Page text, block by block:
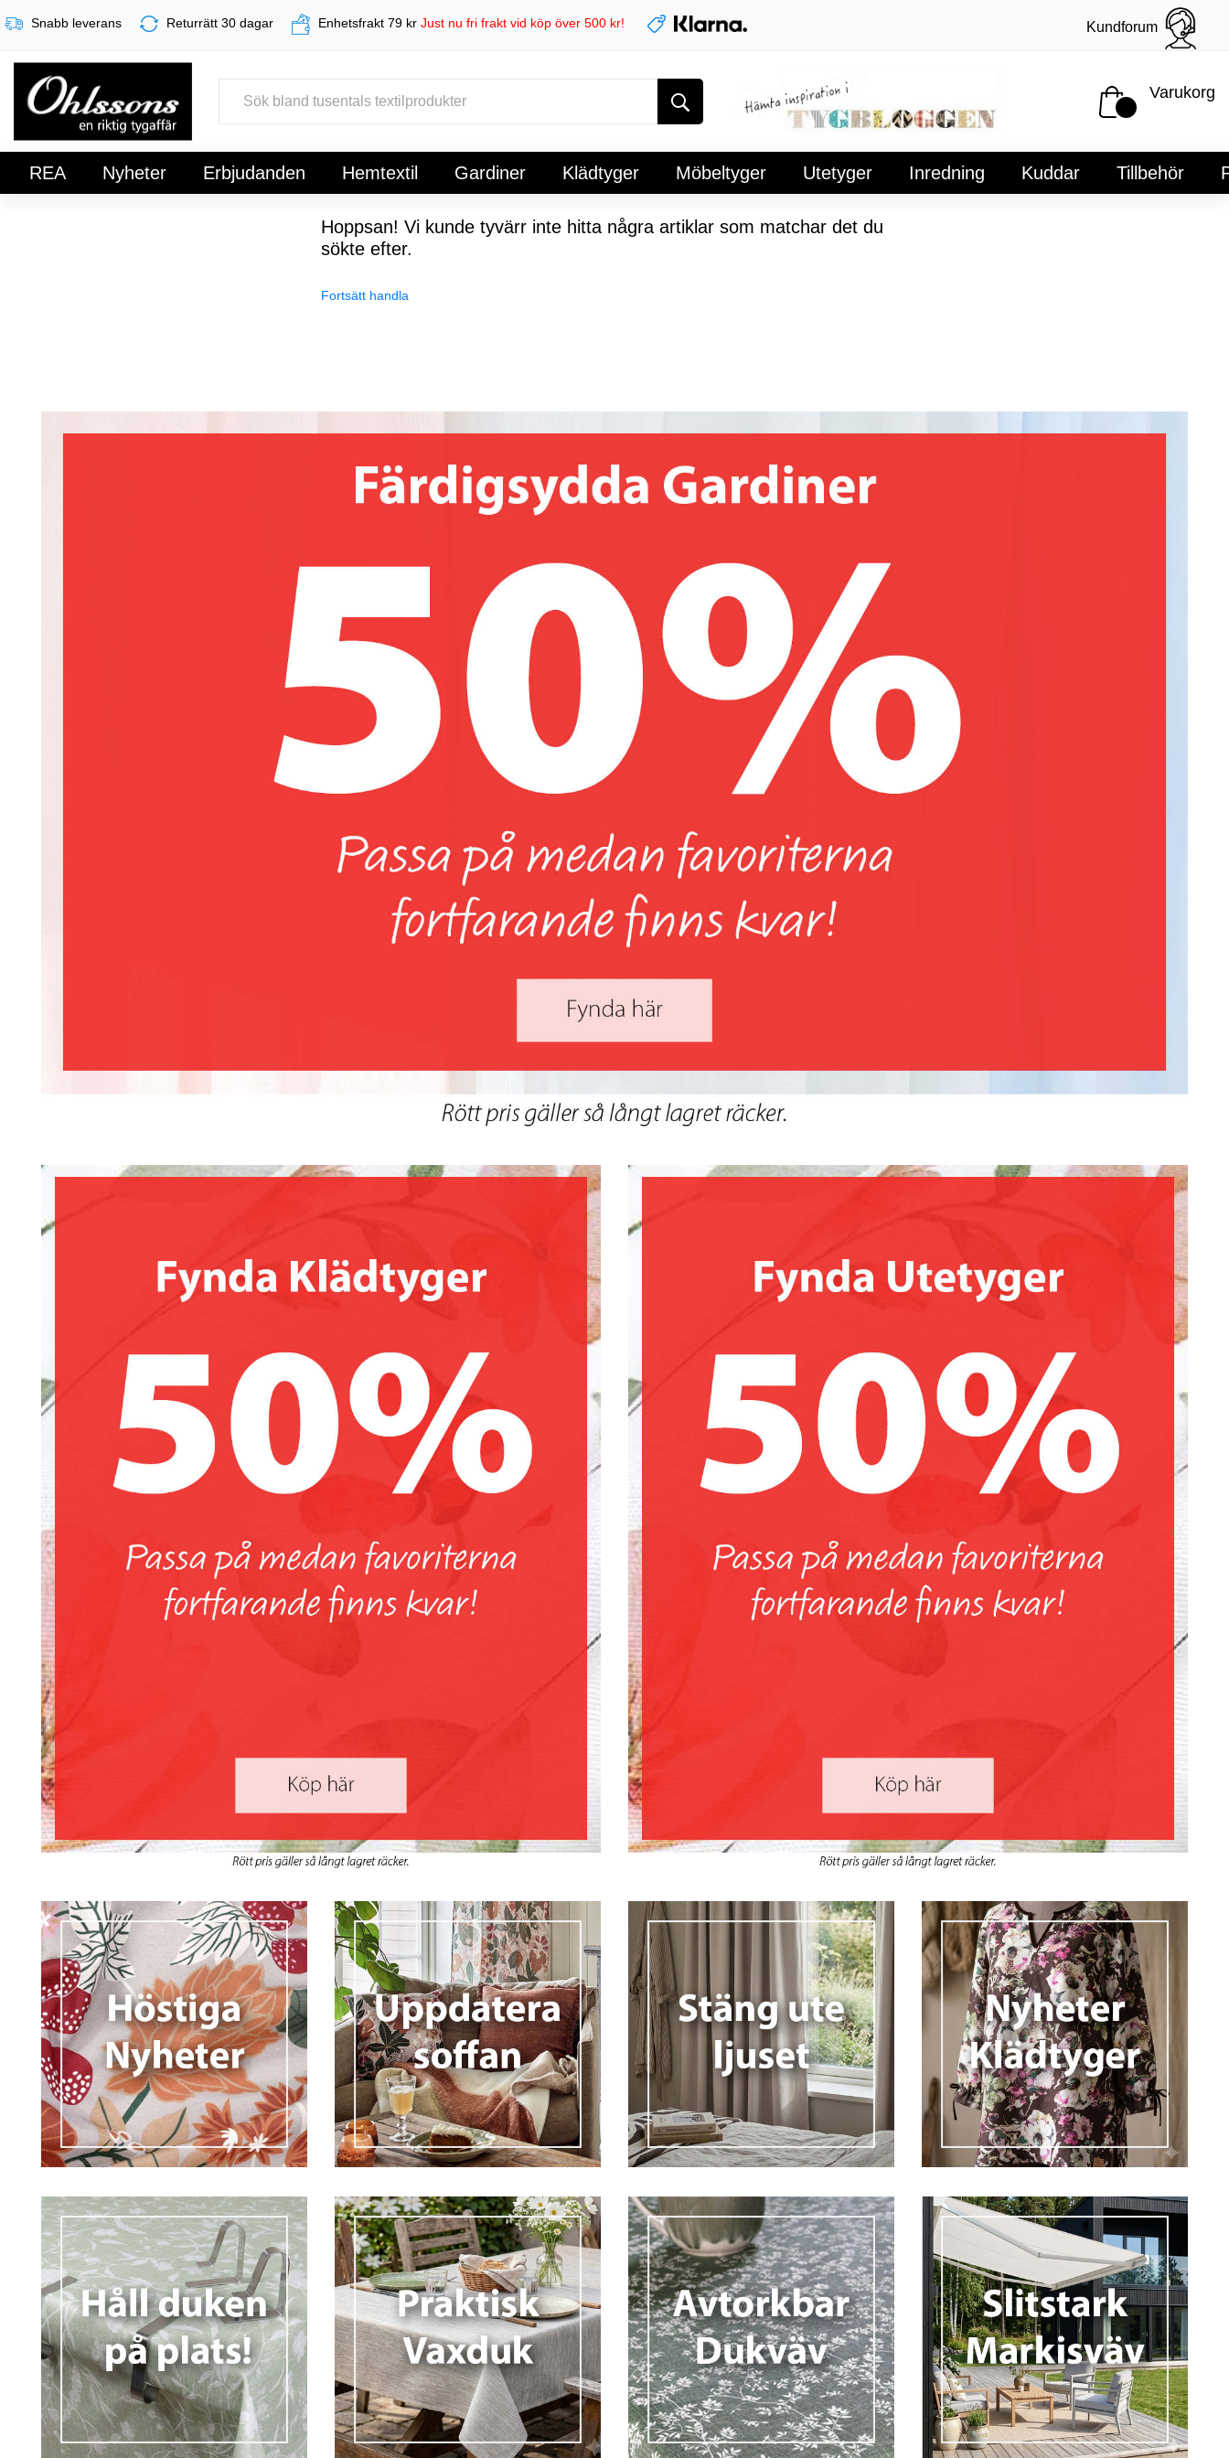
Snabb leverans Returrätt 30 dagar Enhetsfrakt 79 kr Just nu fri frakt vid köp över 500 kr! Kundforum
Varukorg
REA Nyheter Erbjudanden Hemtextil Gardiner Klädtyger Möbeltyger Utetyger Inredning Kuddar Tillbehör
Hoppsan! Vi kunde tyvärr inte hitta några artiklar som matchar det du
sökte efter.
Fortsätt handla